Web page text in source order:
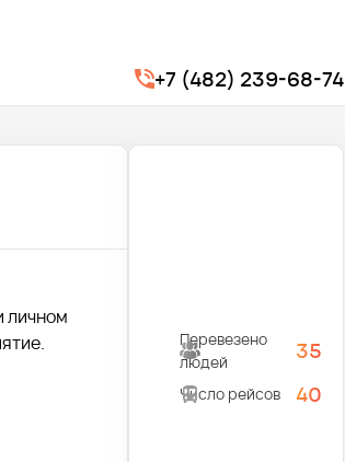
+7 (482) 239-68-74
личном
Перевезено
людей
35
Число рейсов 40